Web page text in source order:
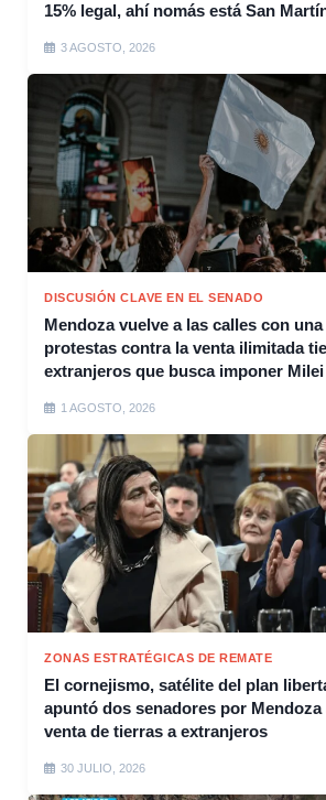
15% legal, ahí nomás está San
3 AGOSTO, 2026
DISCUSIÓN CLAVE EN EL SENADO
Mendoza vuelve a las calles con
protestas contra la venta ilimitada
extranjeros que busca imponer Milei
1 AGOSTO, 2026
ZONAS ESTRATÉGICAS DE REMATE
El cornejismo, satélite del plan
apuntó dos senadores por Mendoza
venta de tierras a extranjeros
30 JULIO, 2026